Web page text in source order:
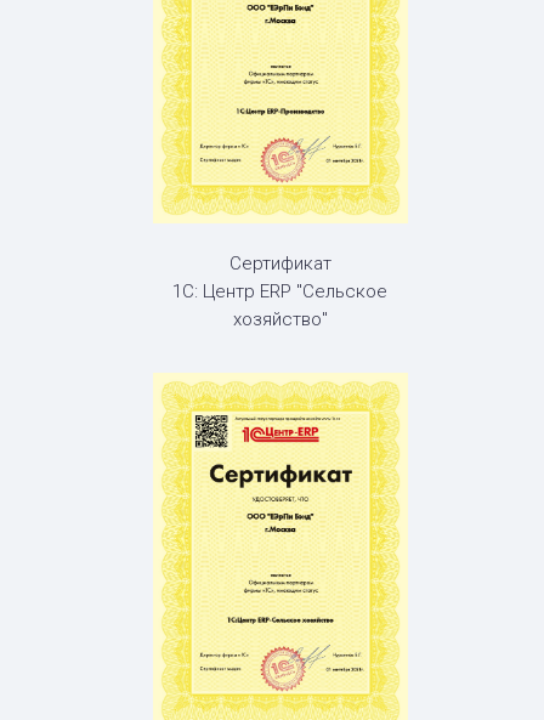
Сертификат
1С: Центр ERP "Сельское
хозяйство"